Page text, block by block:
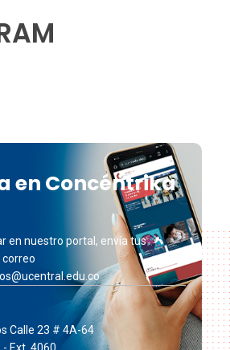
en Concéntrika
en nuestro portal, envía tus
Calle 23 # 4A-64